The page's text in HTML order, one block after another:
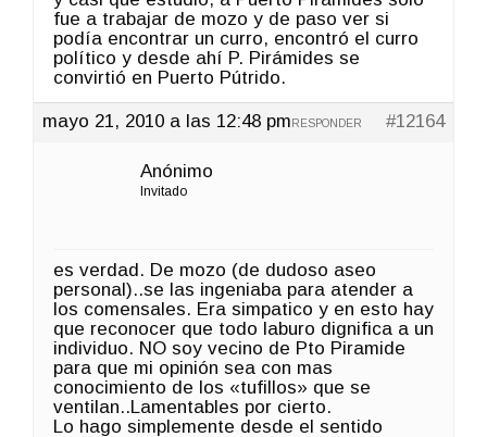
fue a trabajar de mozo y de paso ver si
podía encontrar un curro, encontró el curro
político y desde ahí P. Pirámides se
convirtió en Puerto Pútrido.
mayo 21, 2010 a las 12:48 pm #12164
RESPONDER
Anónimo
Invitado
es verdad. De mozo (de dudoso aseo
personal)..se las ingeniaba para atender a
los comensales. Era simpatico y en esto hay
que reconocer que todo laburo dignifica a un
individuo. NO soy vecino de Pto Piramide
para que mi opinión sea con mas
conocimiento de los «tufillos» que se
ventilan..Lamentables por cierto.
Lo hago simplemente desde el sentido